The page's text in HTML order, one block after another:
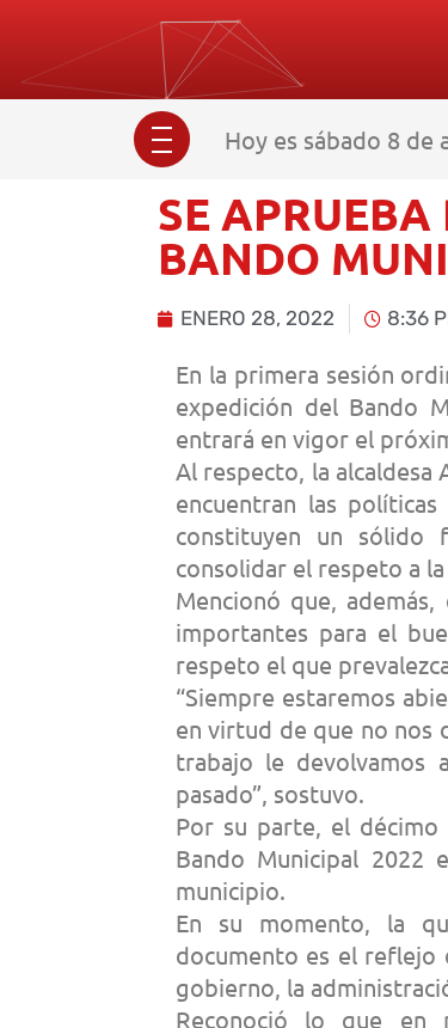
Hoy es sábado 8 de
SE
BANDO
ENERO 28, 2022 8:36
En la primera sesión
expedición del Bando
entrará en vigor el
Al respecto, la alcaldesa
encuentran las
constituyen un sólido
consolidar el respeto a
Mencionó que,
importantes para el
respeto el que
“Siempre estaremos
en virtud de que no nos
trabajo le
pasado”, sostuvo.
Por su parte, el
Bando Municipal 2022
municipio.
En su momento, la
documento es el reflejo
gobierno, la
Reconoció lo que en